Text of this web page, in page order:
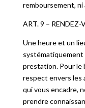
remboursement,
ART. 9 – RENDEZ-
Une heure et un
systématiquement
prestation. Pour le
respect envers les
qui vous encadre,
prendre